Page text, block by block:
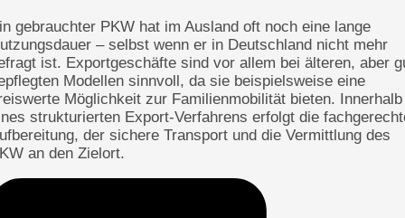
gebrauchter PKW hat im Ausland oft noch eine lange
– selbst wenn er in Deutschland nicht mehr
ist. Exportgeschäfte sind vor allem bei älteren, aber
Modellen sinnvoll, da sie beispielsweise eine
Möglichkeit zur Familienmobilität bieten. Innerhalb
strukturierten Export-Verfahrens erfolgt die
der sichere Transport und die Vermittlung des
an den Zielort.